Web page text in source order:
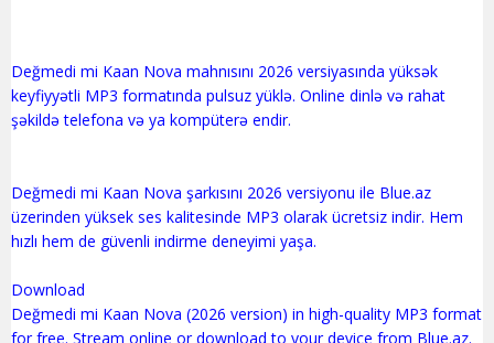
Değmedi mi Kaan Nova mahnısını 2026 versiyasında yüksək
keyfiyyətli MP3 formatında pulsuz yüklə. Online dinlə və rahat
şəkildə telefona və ya kompüterə endir.
Değmedi mi Kaan Nova şarkısını 2026 versiyonu ile Blue.az
üzerinden yüksek ses kalitesinde MP3 olarak ücretsiz indir. Hem
hızlı hem de güvenli indirme deneyimi yaşa.
Download
Değmedi mi Kaan Nova (2026 version) in high-quality MP3 format
for free. Stream online or download to your device from Blue.az.